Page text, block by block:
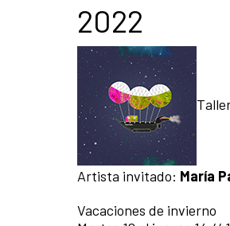
2022
Artista invitado: María
Vacaciones de invierno